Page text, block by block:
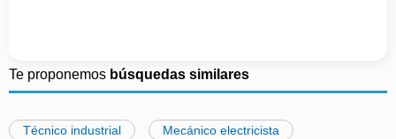
Te proponemos búsquedas similares
Técnico industrial Mecánico electricista